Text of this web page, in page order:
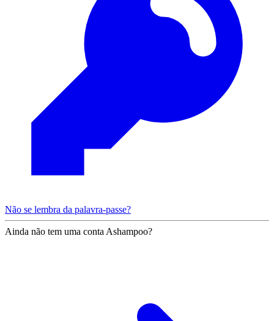
Não se lembra da palavra-passe?
Ainda não tem uma conta Ashampoo?